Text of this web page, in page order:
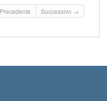
Successivo →